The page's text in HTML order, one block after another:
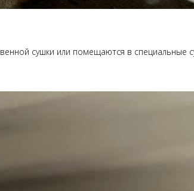
сушки или помещаются в